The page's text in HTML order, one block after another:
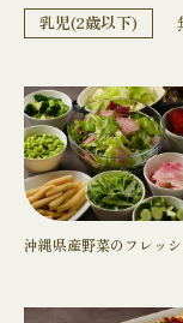
乳児(2歳以下)
沖縄県産野菜のフレッ